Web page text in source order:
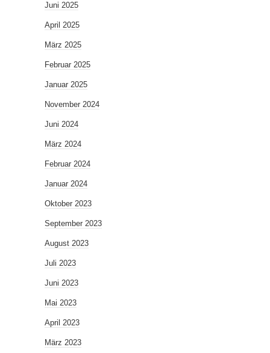
Juni 2025
April 2025
März 2025
Februar 2025
Januar 2025
November 2024
Juni 2024
März 2024
Februar 2024
Januar 2024
Oktober 2023
September 2023
August 2023
Juli 2023
Juni 2023
Mai 2023
April 2023
März 2023